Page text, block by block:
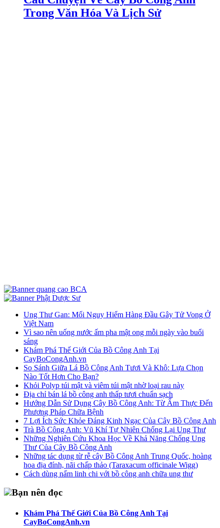
Trong Văn Hóa Và Lịch Sử
Ung Thư Gan: Mối Nguy Hiểm Hàng Đầu Gây Tử Vong Ở
Việt Nam
Vì sao nên uống nước ấm pha mật ong mỗi ngày vào buổi
sáng
Khám Phá Thế Giới Của Bồ Công Anh Tại
CayBoCongAnh.vn
So Sánh Giữa Lá Bồ Công Anh Tươi Và Khô: Lựa Chọn
Nào Tốt Hơn Cho Bạn?
Khỏi Polyp túi mật và viêm túi mật nhờ loại rau này
Địa chỉ bán lá bồ công anh thấp tươi chuẩn sạch
Hướng Dẫn Sử Dụng Cây Bồ Công Anh: Từ Ẩm Thực Đến
Phương Pháp Chữa Bệnh
7 Lợi Ích Sức Khỏe Đáng Kinh Ngạc Của Cây Bồ Công Anh
Trà Bồ Công Anh: Vũ Khí Tự Nhiên Chống Lại Ung Thư
Những Nghiên Cứu Khoa Học Về Khả Năng Chống Ung
Thư Của Cây Bồ Công Anh
Những tác dụng từ rễ cây Bồ Công Anh Trung Quốc, hoàng
hoa địa đính, nãi chấp thảo (Taraxacum officinale Wigg)
Cách dùng nấm linh chi với bồ công anh chữa ung thư
Bạn nên đọc
Khám Phá Thế Giới Của Bồ Công Anh Tại
CayBoCongAnh.vn